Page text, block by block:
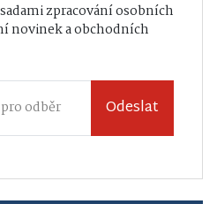
zpracování osobních
novinek a obchodních
Odeslat